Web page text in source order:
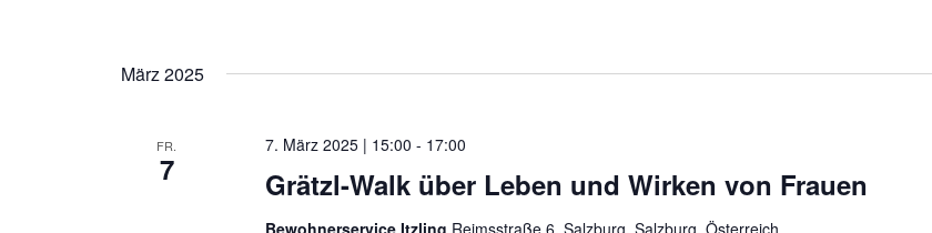
März 2025
FR.
7 Grätzl-Walk über Leben und Wirken von Frauen
7. März 2025 | 15:00 - 17:00
Bewohnerservice Itzling Reimsstraße 6, Salzburg, Salzburg, Österreich